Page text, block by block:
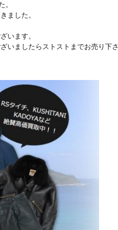
。
ました。
います。
いましたらストストまでお売り下さ